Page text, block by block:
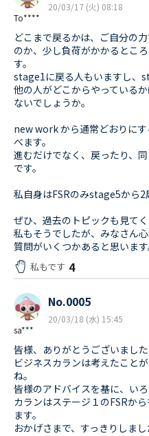
To****
20/03/17 (火) 08:18
どこまで戻るかは、ご自分の
のか、少し負荷がかかるとこ
す。
stage1に戻る人もいますし、
他の人がどこからやっている
ないでしょうか。
new work から通常どおりに
べます。
進むだけでなく、戻ったり、
です。
私自身はFSRのみstage5から2
ぜひ、過去のトピックも見てく
私もそうでしたが、みなさん
質問がいくつかあると思います
私もです 4
sa***
No.0005
20/03/18 (水) 15:45
皆様、ありがとうございました
ビジネスカランは考えたこと
ね。
皆様のアドバイスを基に、いろ
カランはステージ１のFSRか
ます。
おかげさまで、すっきりしま